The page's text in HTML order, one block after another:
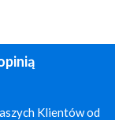
Klientów od